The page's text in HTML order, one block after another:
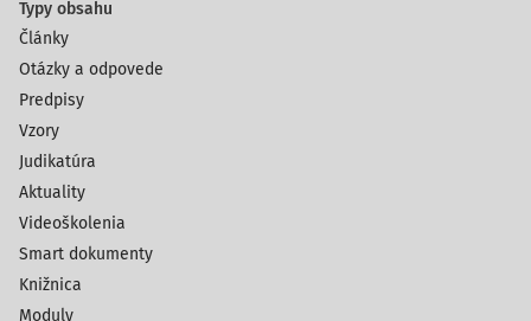
Typy obsahu
Články
Otázky a odpovede
Predpisy
Vzory
Judikatúra
Aktuality
Videoškolenia
Smart dokumenty
Knižnica
Moduly